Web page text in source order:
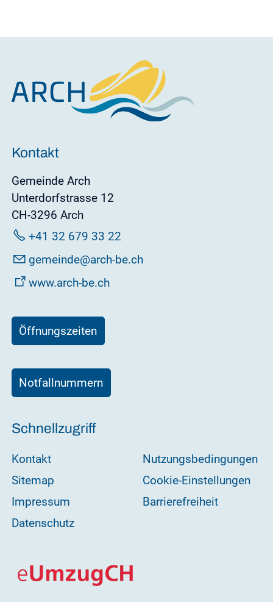
Kontakt
Gemeinde Arch
Unterdorfstrasse 12
CH-3296 Arch
+41 32 679 33 22
g m nd rch-b
ch
www.arch-be.ch
Öffnungszeiten
Notfallnummern
Schnellzugriff
Kontakt
Sitemap
Impressum
Datenschutz
Nutzungsbedingungen
Cookie-Einstellungen
Barrierefreiheit